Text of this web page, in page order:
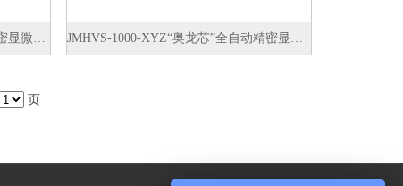
JMHVS-1000-XY“奥龙芯”半自动精密显微硬度计 JMHVS-1000-XYZ“奥龙芯”全自动精密显微硬度计
页